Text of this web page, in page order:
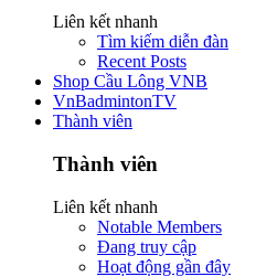
Liên kết nhanh
Tìm kiếm diễn đàn
Recent Posts
Shop Cầu Lông VNB
VnBadmintonTV
Thành viên
Thành viên
Liên kết nhanh
Notable Members
Đang truy cập
Hoạt động gần đây